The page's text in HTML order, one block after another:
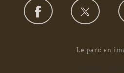
Le parc en